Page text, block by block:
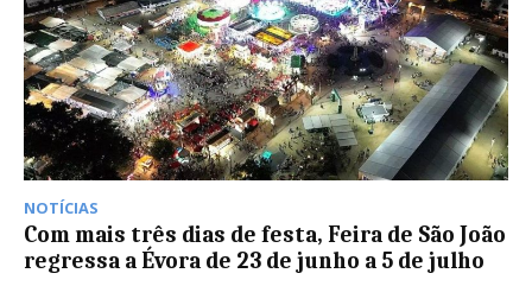
NOTÍCIAS
Com mais três dias de festa, Feira de São João
regressa a Évora de 23 de junho a 5 de julho